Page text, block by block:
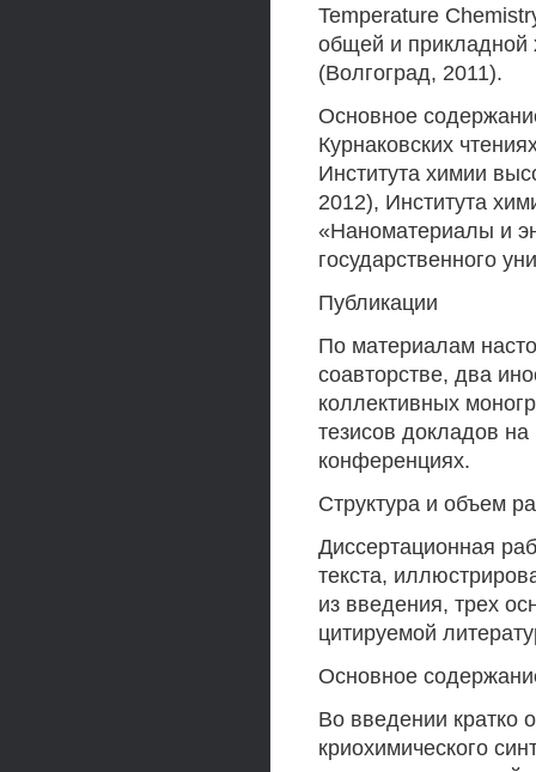
Temperature
общей и прикладной
(Волгоград, 2011).
Основное
Курнаковских
Института химии
2012), Института
«Наноматериалы и
государственного
Публикации
По материалам
соавторстве, два
коллективных
тезисов докладов
конференциях.
Структура и объем
Диссертационная
текста,
из введения, трех
цитируемой
Основное
Во введении кратко
криохимического